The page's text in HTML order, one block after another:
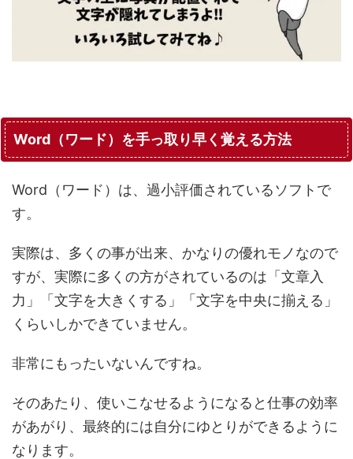
Word（ワード）を手っ取り早く覚える方法
Word（ワード）は、過小評価されているソフトで
す。
実際は、多くの事が出来、かなりの優れモノなので
すが、実際に多くの方がされているのは「文章入
力」「文字を大きくする」「文字を中央に揃える」
くらいしかできていません。
非常にもったいないんですね。
そのあたり、使いこなせるようになると仕事の効率
があがり、最終的には自分にゆとりができるように
なります。